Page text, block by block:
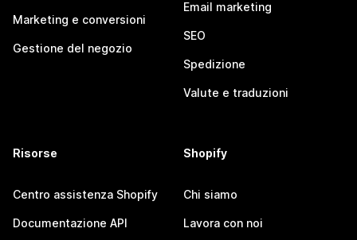
Marketing e conversioni
Gestione del negozio
Email marketing
SEO
Spedizione
Valute e traduzioni
Risorse
Centro assistenza Shopify
Documentazione API
Shopify
Chi siamo
Lavora con noi